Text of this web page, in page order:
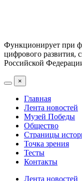
Функционирует при
цифрового развития,
Российской
×
Главная
Лента новостей
Музей Победы
Общество
Страницы
Точка зрения
Тесты
Контакты
Лента новостей